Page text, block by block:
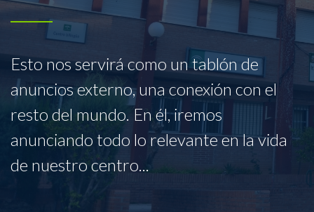
Esto nos servirá como un tablón de
anuncios externo, una conexión con el
resto del mundo. En él, iremos
anunciando todo lo relevante en la vida
de nuestro centro...